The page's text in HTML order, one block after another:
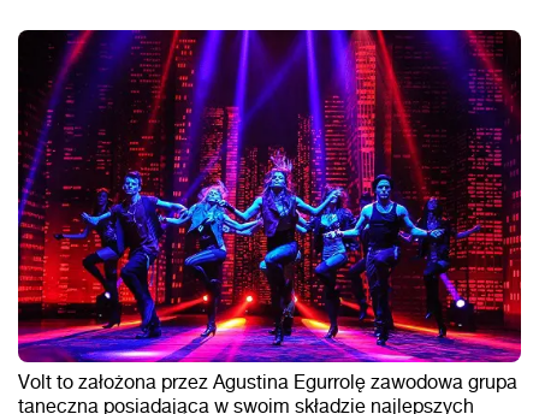
Volt to założona przez Agustina Egurrolę zawodowa grupa
taneczna posiadająca w swoim składzie najlepszych